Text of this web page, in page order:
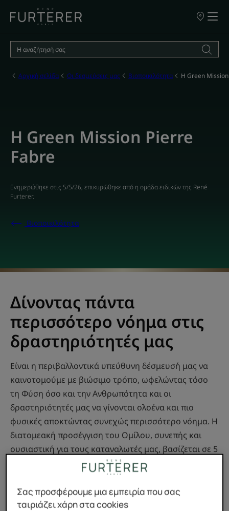
ΣΗΜΕΙΑ
ΜΑΣ
Αρχική σελίδα Οι δεσμεύσεις μας Βιοποικιλότητα Η Green
Η Green Mission Pierre
Fabre
Ενημερώθηκε στις 5/5/26, επικυρώθηκε από η ομάδα ειδικών της René
Furterer.
Βιοποικιλότητα
Δίνοντας πάντα
περισσότερο νόημα στις
δραστηριότητές μας
Είναι η περιβαλλοντικά υπεύθυνη δέσμευσή μας να
καινοτομούμε με βιώσιμο τρόπο, ωφελώντας τόσο
τη Φύση όσο και την Ανθρωπότητα και οι
δραστηριότητές μας να γίνονται ολοένα και πιο
φυσικές αποκτώντας συνεχώς περισσότερο νόημα. Η
διατομεακή προσέγγιση του Ομίλου, συνεπής και
ουσιαστική για τους καταναλωτές μας, βασίζεται σε 5
σημαντικά σημεία δράσης.
Σας προσφέρουμε μια εμπειρία που σας
ταιριάζει χάρη στα cookies